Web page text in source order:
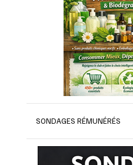
SONDAGES RÉMUNÉRÉS